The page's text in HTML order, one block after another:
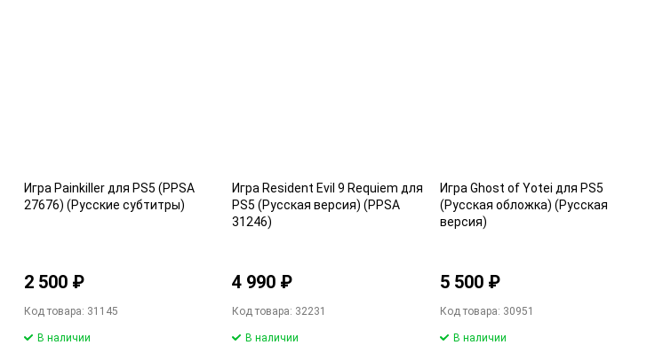
Игра Painkiller для PS5 (PPSA
27676) (Русские субтитры)
2 500 ₽
Код товара: 31145
В наличии
Игра Resident Evil 9 Requiem для
PS5 (Русская версия) (PPSA
31246)
4 990 ₽
Код товара: 32231
В наличии
Игра Ghost of Yotei для PS5
(Русская обложка) (Русская
версия)
5 500 ₽
Код товара: 30951
В наличии